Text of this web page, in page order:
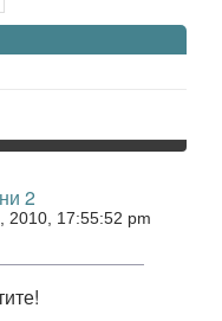
2
2010, 17:55:52 pm